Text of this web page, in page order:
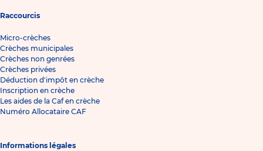
Raccourcis
Micro-crèches
Crèches municipales
Crèches non genrées
Crèches privées
Déduction d'impôt en crèche
Inscription en crèche
Les aides de la Caf en crèche
Numéro Allocataire CAF
Informations légales